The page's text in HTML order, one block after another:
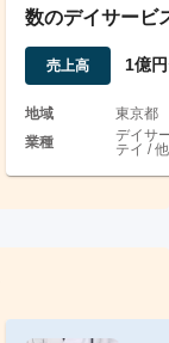
数のデイサービ
売上高 1億
地域
東京都
業種
デイサ
テイ / 他